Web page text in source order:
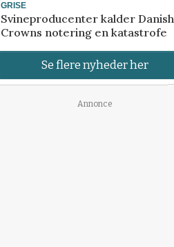
GRISE
Svineproducenter kalder Danish
Crowns notering en katastrofe
Se flere nyheder her
Annonce